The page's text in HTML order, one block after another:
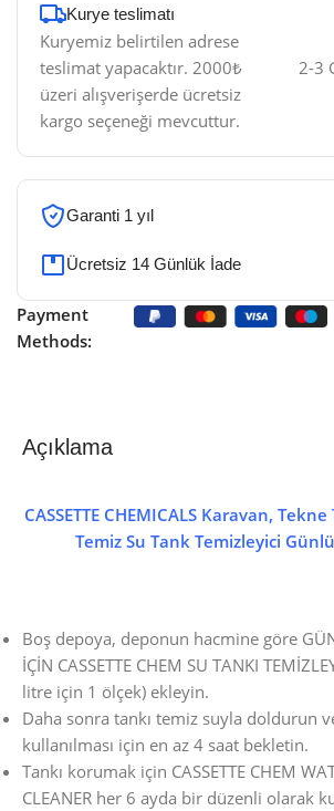
Kurye teslimatı​
Kuryemiz belirtilen adrese
teslimat yapacaktır. 2000₺
üzeri alışverişerde ücretsiz
kargo seçeneği mevcuttur.
2-3
Garanti 1 yıl
Ücretsiz 14 Günlük İade
Payment
Methods:
Açıklama
CASSETTE CHEMICALS Karavan,
Temiz Su Tank Temizleyici
Boş depoya, deponun hacmine göre
İÇİN CASSETTE CHEM SU TANKI
litre için 1 ölçek) ekleyin.
Daha sonra tankı temiz suyla doldurun
kullanılması için en az 4 saat bekletin.
Tankı korumak için CASSETTE CHEM
CLEANER her 6 ayda bir düzenli olarak